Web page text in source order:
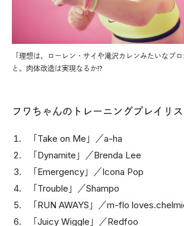
「理想は、ローレン・サイや滝沢カレンみたいなプ
と。肉体改造は実現なるか!?
フワちゃんのトレーニングプレイリス
「Take on Me」／a-ha
「Dynamite」／Brenda Lee
「Emergency」／Icona Pop
「Trouble」／Shampo
「RUN AWAYS」／m-flo
「Juicy Wiggle」／Redfoo